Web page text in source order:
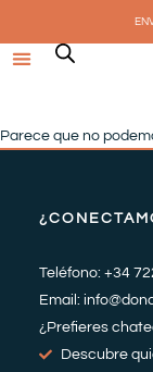
contenido
Parece que no
Teléfono: +34
Email:
¿Prefieres
Descubre